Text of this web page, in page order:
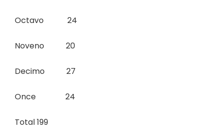
Octavo 24
Noveno 20
Decimo 27
Once 24
Total 199